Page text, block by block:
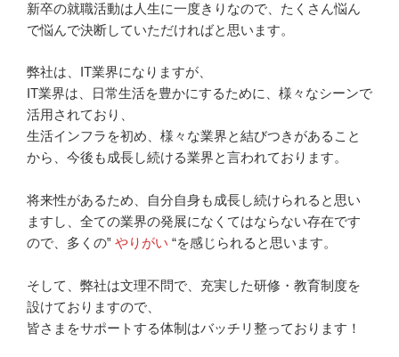
新卒の就職活動は人生に一度きりなので、たくさん悩ん
で悩んで決断していただければと思います。
弊社は、IT業界になりますが、
IT業界は、日常生活を豊かにするために、様々なシーンで
活用されており、
生活インフラを初め、様々な業界と結びつきがあること
から、今後も成長し続ける業界と言われております。
将来性があるため、自分自身も成長し続けられると思い
ますし、全ての業界の発展になくてはならない存在です
ので、多くの‟ やりがい “を感じられると思います。
そして、弊社は文理不問で、充実した研修・教育制度を
設けておりますので、
皆さまをサポートする体制はバッチリ整っております！